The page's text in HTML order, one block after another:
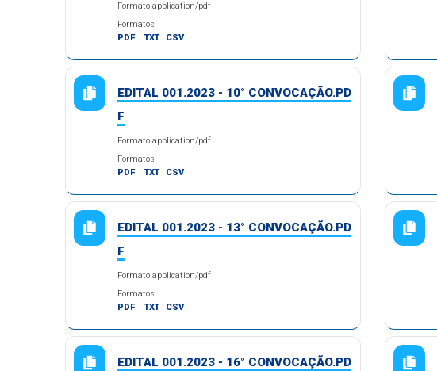
Formato application/pdf
Formatos
PDF
TXT CSV
EDITAL 001.2023 - 10° CONVOCAÇÃO.PD
F
Formato application/pdf
Formatos
PDF
TXT CSV
EDITAL 001.2023 - 13° CONVOCAÇÃO.PD
F
Formato application/pdf
Formatos
PDF
TXT CSV
EDITAL 001.2023 - 16° CONVOCAÇÃO.PD